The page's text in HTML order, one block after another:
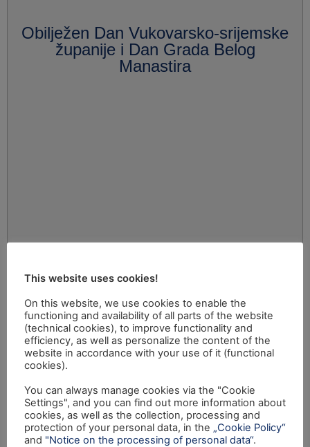
Obilježen Dan Vukovarsko-srijemske
županije i Dan Grada Belog
Manastira
This website uses cookies!
On this website, we use cookies to enable the
functioning and availability of all parts of the website
(technical cookies), to improve functionality and
efficiency, as well as personalize the content of the
website in accordance with your use of it (functional
cookies).
You can always manage cookies via the "Cookie
Settings", and you can find out more information about
cookies, as well as the collection, processing and
protection of your personal data, in the „Cookie Policy“
and "Notice on the processing of personal data“.